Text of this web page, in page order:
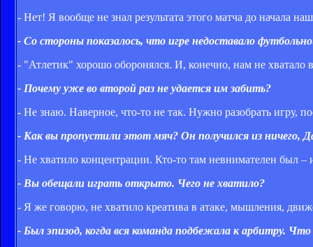
- Нет! Я вообще не знал результата этого матча до начала
- Со стороны показалось, что игре недоставало
- "Атлетик" хорошо оборонялся. И, конечно, нам не хватало в
- Почему уже во второй раз не удается им забить?
- Не знаю. Наверное, что-то не так. Нужно разобрать игру,
- Как вы пропустили этот мяч? Он получился из ничего,
- Не хватило концентрации. Кто-то там невнимателен был –
- Вы обещали играть открыто. Чего не хватило?
- Я же говорю, не хватило креатива в атаке, мышления,
- Был эпизод, когда вся команда подбежала к арбитру.